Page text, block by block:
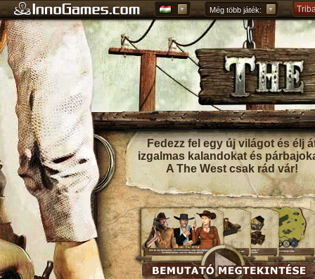
Még több játék:
Fedezz fel egy új világot és élj
izgalmas kalandokat és
A The West csak rád vár!